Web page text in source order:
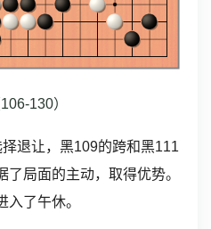
130）
择退让，黑109的跨和黑111
局面的主动，取得优势。
了午休。